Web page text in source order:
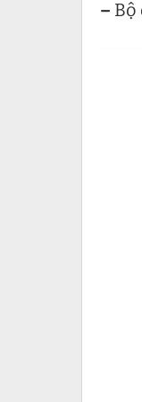
– Bộ